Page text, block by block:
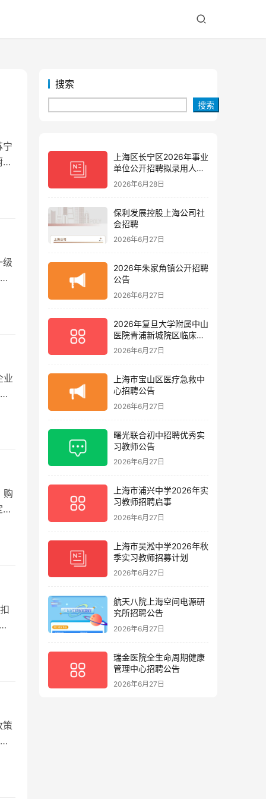
宁
级
业
购
策
搜索
搜索
上海区长宁区2026年事业
单位公开招聘拟录用人员
公示(第三批)
2026年6月28日
保利发展控股上海公司社
会招聘
2026年6月27日
2026年朱家角镇公开招聘
公告
2026年6月27日
2026年复旦大学附属中山
医院青浦新城院区临床护
理岗位招聘启事
2026年6月27日
上海市宝山区医疗急救中
心招聘公告
2026年6月27日
曙光联合初中招聘优秀实
习教师公告
2026年6月27日
上海市浦兴中学2026年实
习教师招聘启事
2026年6月27日
上海市吴淞中学2026年秋
季实习教师招募计划
2026年6月27日
航天八院上海空间电源研
究所招聘公告
2026年6月27日
瑞金医院全生命周期健康
管理中心招聘公告
2026年6月27日